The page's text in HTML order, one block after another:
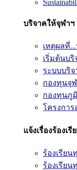
บริจาคให้จุฬาฯ
เหตุผลที่
เริ่มต้นบริ
ระบบบริ
กองทุนจุ
กองทุนภู
โครงกา
แจ้งเรื่องร้องเ
ร้องเรีย
ร้องเรีย